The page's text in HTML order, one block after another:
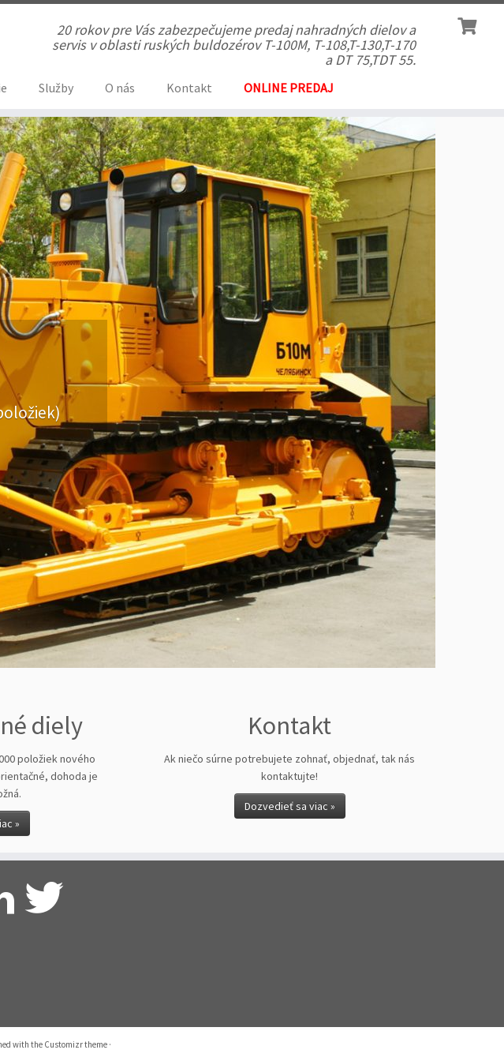
20 rokov pre Vás zabezpečujeme predaj nahradných dielov a
servis v oblasti ruských buldozérov T-100M, T-108,T-130,T-170
a DT 75,TDT 55.
Služby O nás Kontakt ONLINE PREDAJ
Súčiastky si môžete
eshope!
Pozrieť!
diely
položiek nového
dohoda je
»
Kontakt
Ak niečo súrne potrebujete zohnať, objednať, tak nás
kontaktujte!
Dozvedieť sa viac »
with the Customizr theme ·